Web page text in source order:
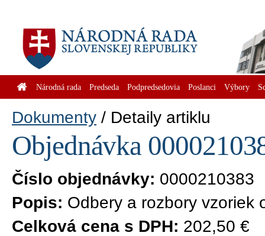
Národná rada Predseda Podpredsedovia Poslanci Výbory
Dokumenty Detaily artiklu
Objednávka
Číslo objednávky: 0000210383
Popis: Odbery a rozbory vzoriek
Celková cena s DPH: 202,50 €